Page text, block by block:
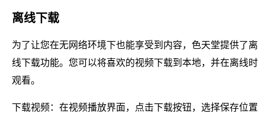
离线下载
为了让您在无网络环境下也能享受到内容，色天堂提供了离
线下载功能。您可以将喜欢的视频下载到本地，并在离线时
观看。
下载视频：在视频播放界面，点击下载按钮，选择保存位置